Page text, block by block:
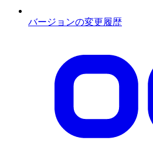
バージョンの変更履歴